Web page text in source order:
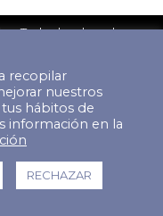
Todos los derechos
recopilar
nuestros
tus hábitos de
información en la
RECHAZAR